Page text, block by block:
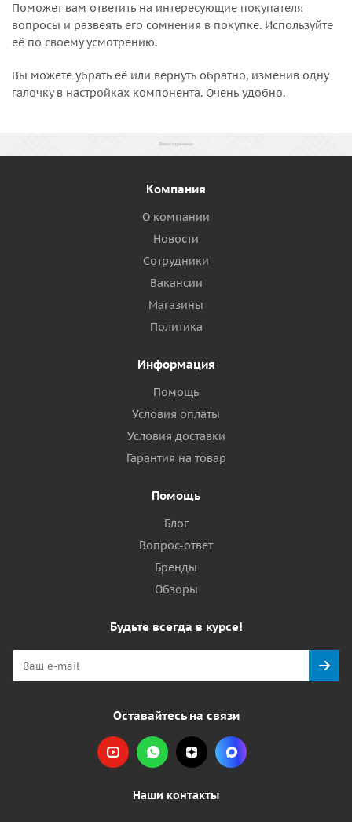
Поможет вам ответить на интересующие покупателя
вопросы и развеять его сомнения в покупке. Используйте
её по своему усмотрению.
Вы можете убрать её или вернуть обратно, изменив одну
галочку в настройках компонента. Очень удобно.
Компания
О компании
Новости
Сотрудники
Вакансии
Магазины
Политика
Информация
Помощь
Условия оплаты
Условия доставки
Гарантия на товар
Помощь
Блог
Вопрос-ответ
Бренды
Обзоры
Будьте всегда в курсе!
Оставайтесь на связи
Наши контакты